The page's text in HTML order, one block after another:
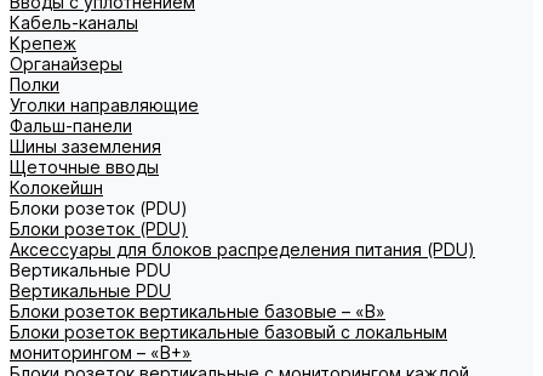
Кабель-каналы
Крепеж
Органайзеры
Полки
Уголки направляющие
Фальш-панели
Шины заземления
Щеточные вводы
Колокейшн
Блоки розеток (PDU)
Блоки розеток (PDU)
Аксессуары для блоков распределения питания (PDU)
Вертикальные PDU
Вертикальные PDU
Блоки розеток вертикальные базовые – «В»
Блоки розеток вертикальные базовый с локальным
мониторингом – «В+»